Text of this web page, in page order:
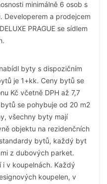
minimálně 6 osob s
Developerem a prodejcem
PRAGUE se sídlem
byty s dispozičním
je 1+kk. Ceny bytů se
Kč včetně DPH až 7,7
se pohybuje od 20 m2
všechny byty mají
objektu na rezidenčních
bytů, každý byt
z dubových parket.
i v koupelnách. Každý
koupelen, v